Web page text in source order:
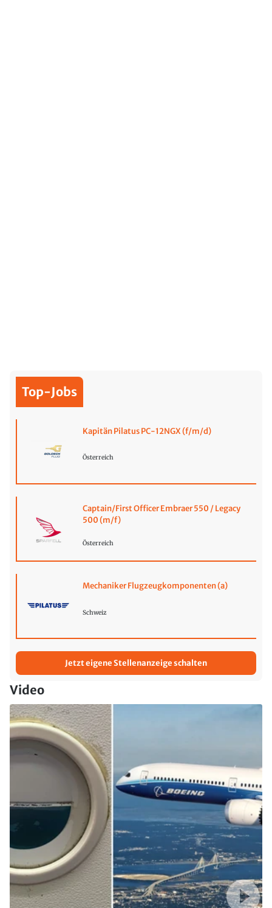
Top-Jobs
Kapitän Pilatus PC-12NGX (f/m/d)
Österreich
Captain/First Officer Embraer 550 / Legacy
500 (m/f)
Österreich
Mechaniker Flugzeugkomponenten (a)
Schweiz
Jetzt eigene Stellenanzeige schalten
Video